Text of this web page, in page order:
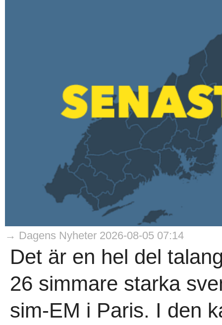
→ Dagens Nyheter 2026-08-05 07:14
Det är en hel del
26 simmare starka
sim-EM i Paris. I den